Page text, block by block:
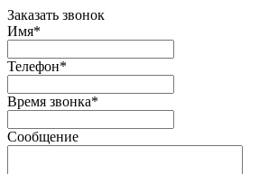
Заказать звонок
Имя*
Телефон*
Время звонка*
Сообщение